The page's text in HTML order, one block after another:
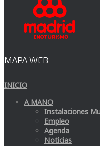
MAPA WEB
INICIO
A MANO:
Instalaciones
Empleo
Agenda
Noticias